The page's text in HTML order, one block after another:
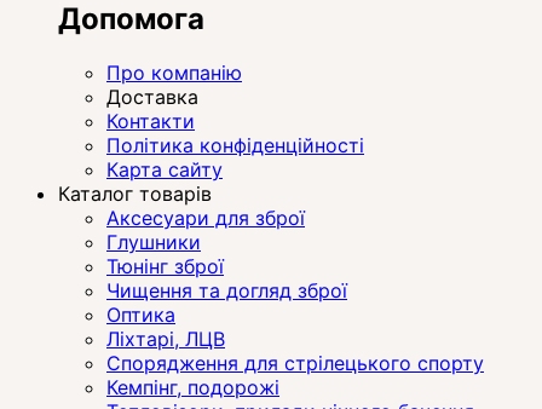
Допомога
Про компанію
Доставка
Контакти
Політика конфіденційності
Карта сайту
Каталог товарів
Аксесуари для зброї
Глушники
Тюнінг зброї
Чищення та догляд зброї
Оптика
Ліхтарі, ЛЦВ
Спорядження для стрілецького спорту
Кемпінг, подорожі